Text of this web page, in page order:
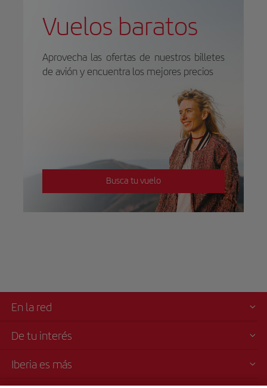
Vuelos baratos
Aprovecha las ofertas de nuestros billetes
de avión y encuentra los mejores precios
Busca tu vuelo
En la red
De tu interés
Iberia es más